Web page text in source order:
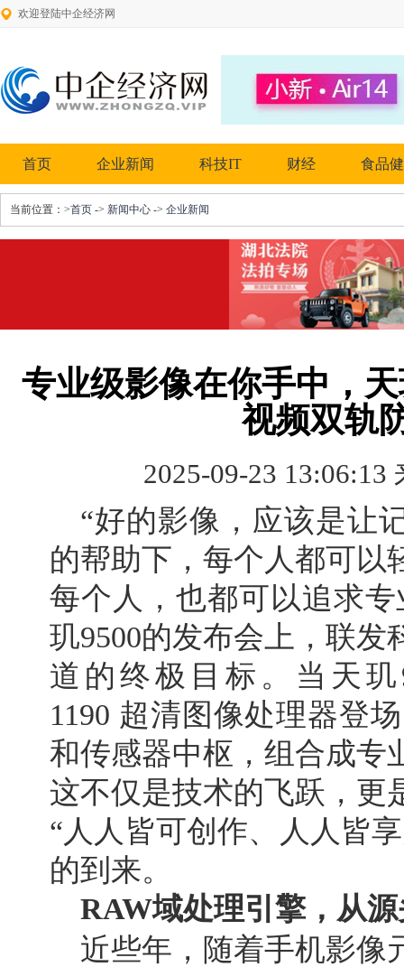
欢迎登陆中企经济网
首页 企业新闻 科技IT 财经 食品
当前位置： >首页 -> 新闻中心 -> 企业新闻
专业级影像在你手中，
视频双轨
2025-09-23 13:06:13
“好的影像，应该是让
的帮助下，每个人都可以
每个人，也都可以追求
玑9500的发布会上，联发
道的终极目标。当天玑
1190 超清图像处理器登
和传感器中枢，组合成专
这不仅是技术的飞跃，更
“人人皆可创作、人人皆
的到来。
RAW域处理引擎，从
近些年，随着手机影像